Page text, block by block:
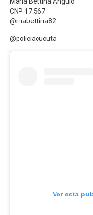
María Bettina Angulo
CNP 17.567
@mabettina82
@policiacucuta
Ver esta